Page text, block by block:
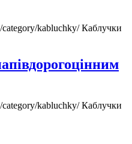
category/kabluchky/Каблучки
category/kabluchky/Каблучки